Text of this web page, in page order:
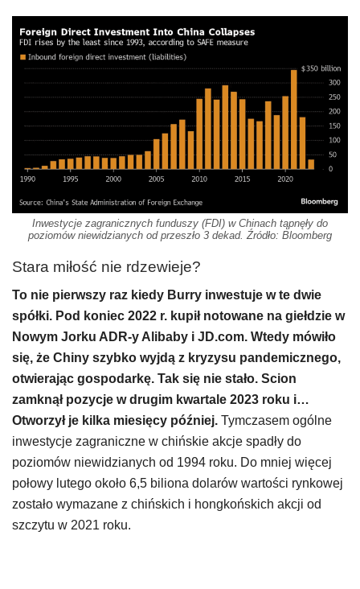
Inwestycje zagranicznych funduszy (FDI) w Chinach tąpnęły do
poziomów niewidzianych od przeszło 3 dekad. Źródło: Bloomberg
Stara miłość nie rdzewieje?
To nie pierwszy raz kiedy Burry inwestuje w te dwie
spółki. Pod koniec 2022 r. kupił notowane na giełdzie w
Nowym Jorku ADR-y Alibaby i JD.com. Wtedy mówiło
się, że Chiny szybko wyjdą z kryzysu pandemicznego,
otwierając gospodarkę. Tak się nie stało. Scion
zamknął pozycje w drugim kwartale 2023 roku i…
Otworzył je kilka miesięcy później. Tymczasem ogólne
inwestycje zagraniczne w chińskie akcje spadły do
poziomów niewidzianych od 1994 roku. Do mniej więcej
połowy lutego około 6,5 biliona dolarów wartości rynkowej
zostało wymazane z chińskich i hongkońskich akcji od
szczytu w 2021 roku.